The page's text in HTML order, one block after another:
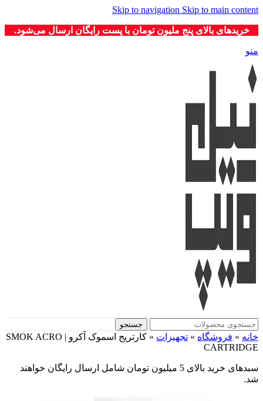
Skip to navigation Skip to main content
خریدهای بالای پنج ملیون تومان با پست رایگان ارسال می‌شود.
منو
جستجو
خانه » فروشگاه » تجهیزات »
کارتریج اسموک آکرو | SMOK ACRO
CARTRIDGE
سبدهای خرید بالای 5 میلیون تومان شامل ارسال رایگان خواهند
شد.